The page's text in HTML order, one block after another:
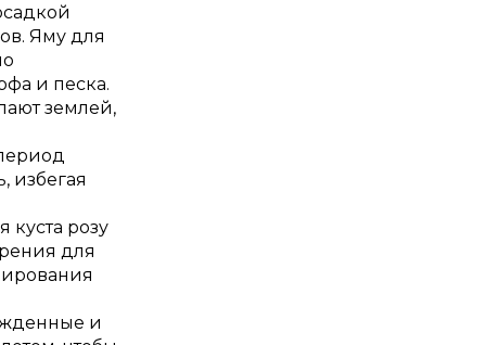
Яму для
и песка.
землей,
избегая
куста розу
для
и